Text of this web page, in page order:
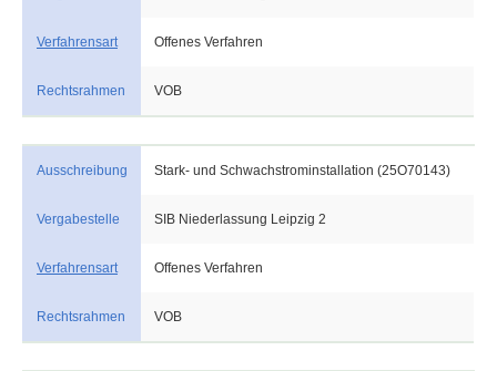
Verfahrensart Offenes Verfahren
Rechtsrahmen VOB
Ausschreibung Stark- und Schwachstrominstallation (25O70143)
Vergabestelle SIB Niederlassung Leipzig 2
Verfahrensart Offenes Verfahren
Rechtsrahmen VOB